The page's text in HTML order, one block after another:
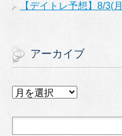
【デイトレ予想】8/3(
アーカイブ
ア
カ